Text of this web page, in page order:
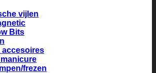
vijlen
Bits
accesoires
frezen